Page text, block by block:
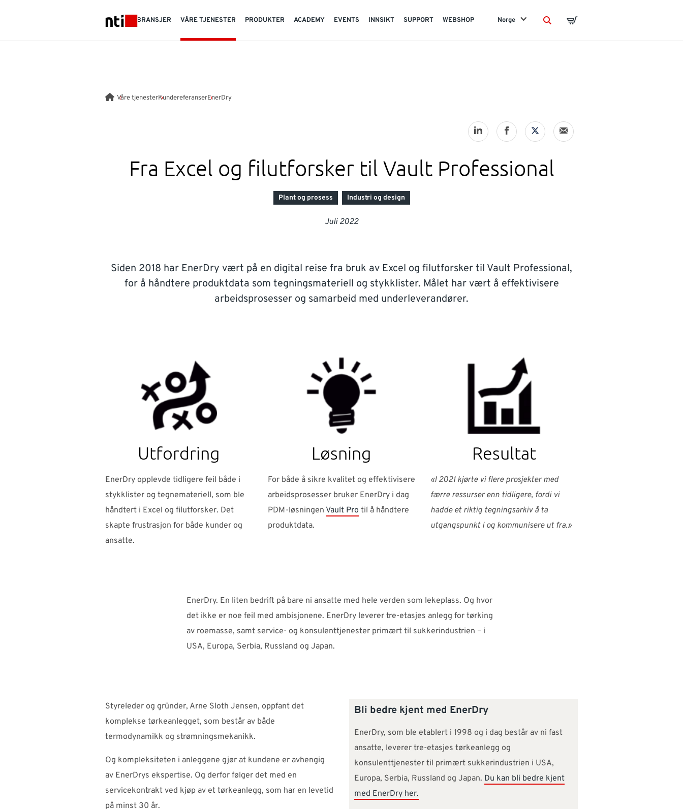
NTI logo
BRANSJER VÅRE TJENESTER PRODUKTER ACADEMY EVENTS INNSIKT SUPPORT WEBSHOP Norge
SearchBasket
Våre tjenesterKundereferanserEnerDry
Fra Excel og filutforsker til Vault Professional
Plant og prosess Industri og design
Juli 2022
Siden 2018 har EnerDry vært på en digital reise fra bruk av Excel og filutforsker til Vault Professional,
for å håndtere produktdata som tegningsmateriell og stykklister. Målet har vært å effektivisere
arbeidsprosesser og samarbeid med underleverandører.
Utfordring
EnerDry opplevde tidligere feil både i
stykklister og tegnemateriell, som ble
håndtert i Excel og filutforsker. Det
skapte frustrasjon for både kunder og
ansatte.
Løsning
For både å sikre kvalitet og effektivisere
arbeidsprosesser bruker EnerDry i dag
PDM-løsningen Vault Pro til å håndtere
produktdata.
Resultat
«I 2021 kjørte vi flere prosjekter med
færre ressurser enn tidligere, fordi vi
hadde et riktig tegningsarkiv å ta
utgangspunkt i og kommunisere ut fra.»
EnerDry. En liten bedrift på bare ni ansatte med hele verden som lekeplass. Og hvor
det ikke er noe feil med ambisjonene. EnerDry leverer tre-etasjes anlegg for tørking
av roemasse, samt service- og konsulenttjenester primært til sukkerindustrien – i
USA, Europa, Serbia, Russland og Japan.
Styreleder og gründer, Arne Sloth Jensen, oppfant det
komplekse tørkeanlegget, som består av både
termodynamikk og strømningsmekanikk.
Og kompleksiteten i anleggene gjør at kundene er avhengig
av EnerDrys ekspertise. Og derfor følger det med en
servicekontrakt ved kjøp av et tørkeanlegg, som har en levetid
på minst 30 år.
Bli bedre kjent med EnerDry
EnerDry, som ble etablert i 1998 og i dag består av ni fast
ansatte, leverer tre-etasjes tørkeanlegg og
konsulenttjenester til primært sukkerindustrien i USA,
Europa, Serbia, Russland og Japan. Du kan bli bedre kjent
med EnerDry her.